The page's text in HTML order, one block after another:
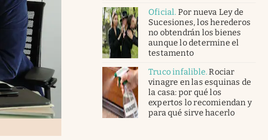
Oficial. Por nueva Ley de
Sucesiones, los herederos
no obtendrán los bienes
aunque lo determine el
testamento
Truco infalible.Rociar
vinagre en las esquinas de
la casa: por qué los
expertos lo recomiendan y
para qué sirve hacerlo